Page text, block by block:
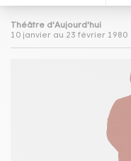
Théâtre d'Aujourd'hui
10 janvier au 23 février 1980